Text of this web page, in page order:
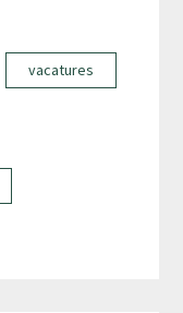
vacatures